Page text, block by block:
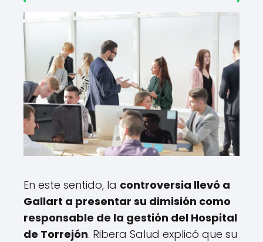
En este sentido, la controversia llevó a
Gallart a presentar su dimisión como
responsable de la gestión del Hospital
de Torrejón. Ribera Salud explicó que su